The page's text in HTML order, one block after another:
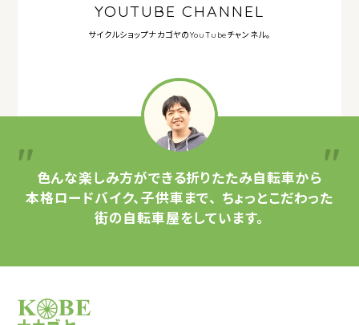
YOUTUBE CHANNEL
サイクルショップナカゴヤのYouTubeチャンネル。
色んな楽しみ方ができる折りたたみ自転車から
本格ロードバイク、子供車まで、 ちょっとこだわった
街の自転車屋をしています。
サイクルショップナカゴヤ